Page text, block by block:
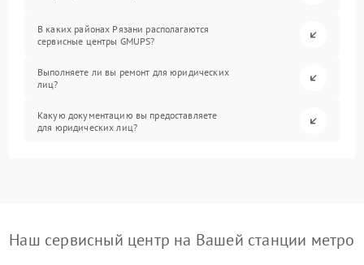
В каких районах Рязани располагаются
сервисные центры GMUPS?
Выполняете ли вы ремонт для юридических
лиц?
Какую документацию вы предоставляете
для юридических лиц?
Наш сервисный центр на Вашей станции метро